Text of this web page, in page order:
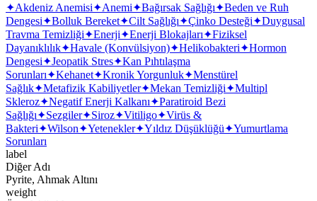
✦Akdeniz Anemisi✦Anemi✦Bağırsak Sağlığı✦Beden ve Ruh
Dengesi✦Bolluk Bereket✦Cilt Sağlığı✦Çinko Desteği✦Duygusal
Travma Temizliği✦Enerji✦Enerji Blokajları✦Fiziksel
Dayanıklılık✦Havale (Konvülsiyon)✦Helikobakteri✦Hormon
Dengesi✦Jeopatik Stres✦Kan Pıhtılaşma
Sorunları✦Kehanet✦Kronik Yorgunluk✦Menstürel
Sağlık✦Metafizik Kabiliyetler✦Mekan Temizliği✦Multipl
Skleroz✦Negatif Enerji Kalkanı✦Paratiroid Bezi
Sağlığı✦Sezgiler✦Siroz✦Vitiligo✦Virüs &
Bakteri✦Wilson✦Yetenekler✦Yıldız Düşüklüğü✦Yumurtlama
Sorunları
label
Diğer Adı
Pyrite, Ahmak Altını
weight